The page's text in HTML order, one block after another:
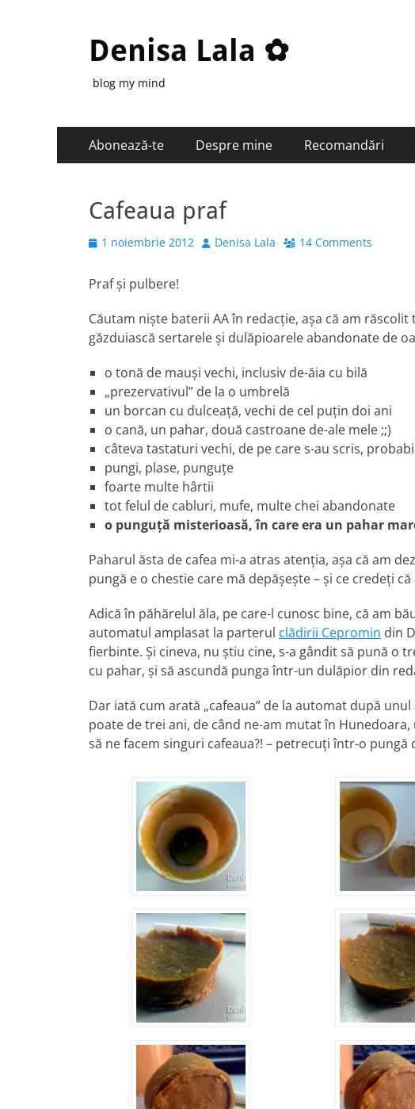
Denisa Lala ✿
blog my mind
Primary
Menu
Abonează-te Despre mine Recomandări
Cafeaua praf
Posted
1 noiembrie 2012 Author
Denisa Lala 14 Comments
Praf şi pulbere!
Căutam nişte baterii AA în redacţie, aşa că am
găzduiască sertarele şi dulăpioarele abandonate de
o tonă de mauşi vechi, inclusiv de-ăia cu bilă
„prezervativul” de la o umbrelă
un borcan cu dulceaţă, vechi de cel puţin doi ani
o cană, un pahar, două castroane de-ale mele ;;)
câteva tastaturi vechi, de pe care s-au scris,
pungi, plase, punguţe
foarte multe hârtii
tot felul de cabluri, mufe, multe chei abandonate
o punguţă misterioasă, în care era un pahar
Paharul ăsta de cafea mi-a atras atenţia, aşa că am
pungă e o chestie care mă depăşeşte – şi ce credeţi
Adică în păhărelul ăla, pe care-l cunosc bine, că am
automatul amplasat la parterul clădirii Cepromin din
fierbinte. Şi cineva, nu ştiu cine, s-a gândit să pună o
cu pahar, şi să ascundă punga într-un dulăpior din
Dar iată cum arată „cafeaua” de la automat după
poate de trei ani, de când ne-am mutat în
să ne facem singuri cafeaua?! – petrecuţi într-o pungă